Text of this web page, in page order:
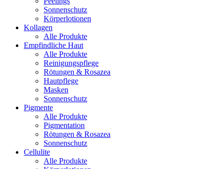
Sonnenschutz
Körperlotionen
Kollagen
Alle Produkte
Empfindliche Haut
Alle Produkte
Reinigungspflege
Rötungen & Rosazea
Hautpflege
Masken
Sonnenschutz
Pigmente
Alle Produkte
Pigmentation
Rötungen & Rosazea
Sonnenschutz
Cellulite
Alle Produkte